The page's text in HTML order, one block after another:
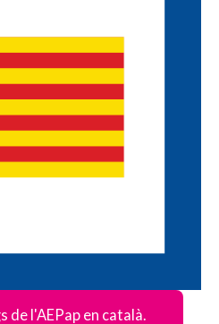
de l'AEPap en català.